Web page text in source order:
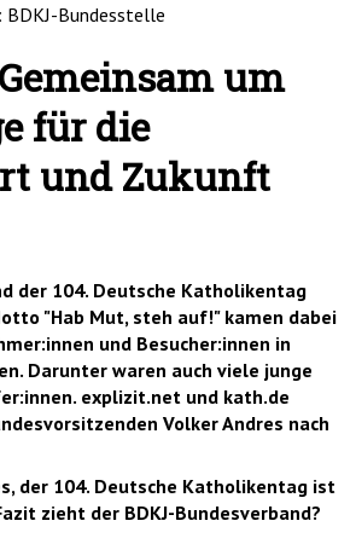
BDKJ-Bundesstelle
um
für die
und Zukunft
der 104. Deutsche Katholikentag
"Hab Mut, steh auf!" kamen dabei
und Besucher:innen in
Darunter waren auch viele junge
explizit.net und kath.de
Volker Andres nach
der 104. Deutsche Katholikentag ist
zieht der BDKJ-Bundesverband?